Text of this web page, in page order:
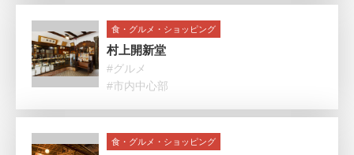
食・グルメ・ショッピング
村上開新堂
#グルメ
#市内中心部
食・グルメ・ショッピング